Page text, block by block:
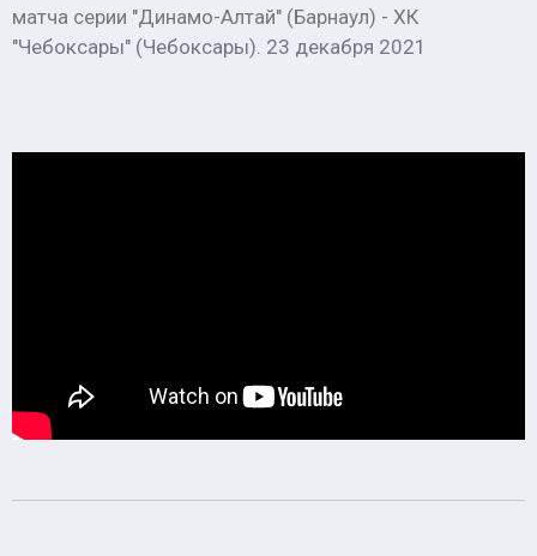
матча серии "Динамо-Алтай" (Барнаул) - ХК
"Чебоксары" (Чебоксары). 23 декабря 2021